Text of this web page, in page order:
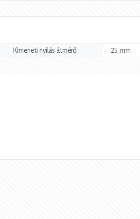
Kimeneti nyílás átmérő 25 mm